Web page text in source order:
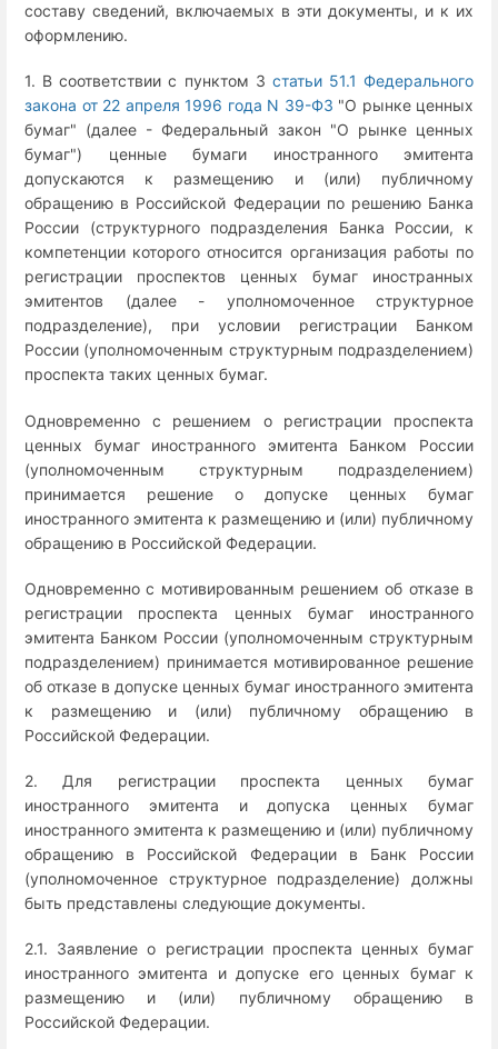
составу сведений, включаемых в эти документы, и к их
оформлению.
1. В соответствии с пунктом 3 статьи 51.1 Федерального
закона от 22 апреля 1996 года N 39-ФЗ "О рынке ценных
бумаг" (далее - Федеральный закон "О рынке ценных
бумаг") ценные бумаги иностранного эмитента
допускаются к размещению и (или) публичному
обращению в Российской Федерации по решению Банка
России (структурного подразделения Банка России, к
компетенции которого относится организация работы по
регистрации проспектов ценных бумаг иностранных
эмитентов (далее - уполномоченное структурное
подразделение), при условии регистрации Банком
России (уполномоченным структурным подразделением)
проспекта таких ценных бумаг.
Одновременно с решением о регистрации проспекта
ценных бумаг иностранного эмитента Банком России
(уполномоченным структурным подразделением)
принимается решение о допуске ценных бумаг
иностранного эмитента к размещению и (или) публичному
обращению в Российской Федерации.
Одновременно с мотивированным решением об отказе в
регистрации проспекта ценных бумаг иностранного
эмитента Банком России (уполномоченным структурным
подразделением) принимается мотивированное решение
об отказе в допуске ценных бумаг иностранного эмитента
к размещению и (или) публичному обращению в
Российской Федерации.
2. Для регистрации проспекта ценных бумаг
иностранного эмитента и допуска ценных бумаг
иностранного эмитента к размещению и (или) публичному
обращению в Российской Федерации в Банк России
(уполномоченное структурное подразделение) должны
быть представлены следующие документы.
2.1. Заявление о регистрации проспекта ценных бумаг
иностранного эмитента и допуске его ценных бумаг к
размещению и (или) публичному обращению в
Российской Федерации.